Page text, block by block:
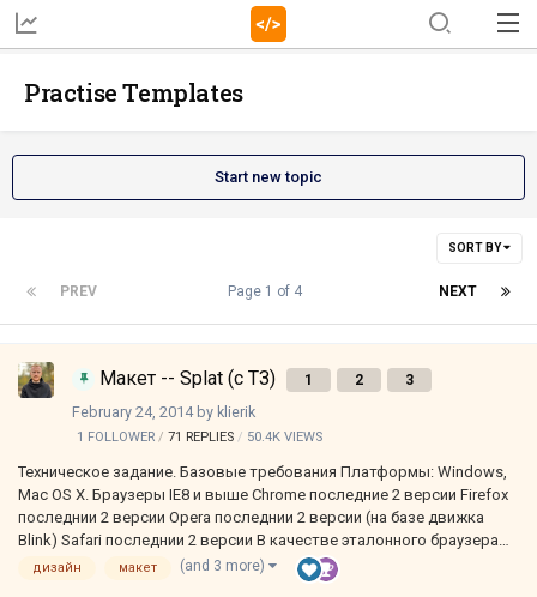
Practise Templates
Start new topic
SORT BY
PREV NEXT
Page 1 of 4
Макет -- Splat (с ТЗ) 1 2 3
February 24, 2014by klierik
1 FOLLOWER 71 REPLIES 50.4K VIEWS
Техническое задание. Базовые требования Платформы: Windows,
Mac OS X. Браузеры IE8 и выше Chrome последние 2 версии Firefox
последнии 2 версии Opera последнии 2 версии (на базе движка
Blink) Safari последнии 2 версии В качестве эталонного браузера
использовать Chrome или Firefox. Это значит что в одном из них
вёрстка должна как можно точнее соотвествовать макету, в
дизайн макет (and 3 more)